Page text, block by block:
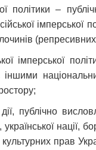
політики –
імперської
імперської
дії, публічно
української нації,
прав